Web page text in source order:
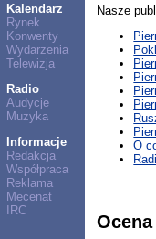
Kalendarz
Rynek
Konwenty
Wydarzenia
Telewizja
Radio
Audycje
Muzyka
Informacje
Redakcja
Współpraca
Reklama
Mecenat
IRC
Nasze
O
Ocena